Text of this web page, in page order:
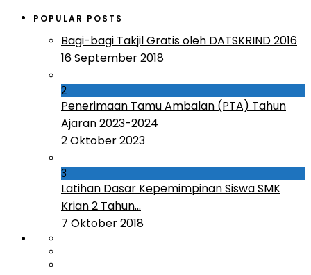
POPULAR POSTS
Bagi-bagi Takjil Gratis oleh DATSKRIND 2016
16 September 2018
2
Penerimaan Tamu Ambalan (PTA) Tahun
Ajaran 2023-2024
2 Oktober 2023
3
Latihan Dasar Kepemimpinan Siswa SMK
Krian 2 Tahun...
7 Oktober 2018